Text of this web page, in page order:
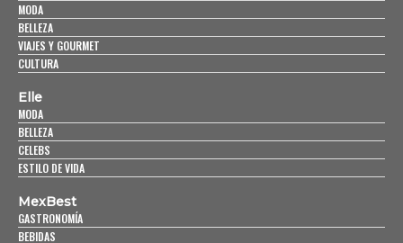
MODA
BELLEZA
VIAJES Y GOURMET
CULTURA
Elle
MODA
BELLEZA
CELEBS
ESTILO DE VIDA
MexBest
GASTRONOMÍA
BEBIDAS